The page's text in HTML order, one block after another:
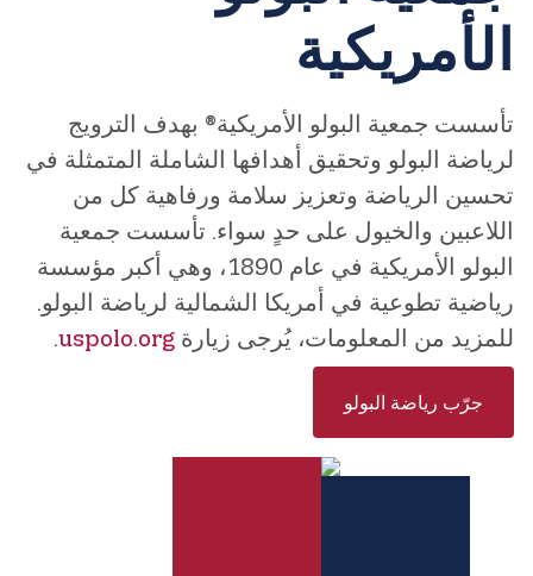
الأمريكية
تأسست جمعية البولو الأمريكية® بهدف الترويج
لرياضة البولو وتحقيق أهدافها الشاملة المتمثلة في
تحسين الرياضة وتعزيز سلامة ورفاهية كل من
اللاعبين والخيول على حدٍ سواء. تأسست جمعية
البولو الأمريكية في عام 1890، وهي أكبر مؤسسة
رياضية تطوعية في أمريكا الشمالية لرياضة البولو.
للمزيد من المعلومات، يُرجى زيارة uspolo.org
.
جرّب رياضة البولو